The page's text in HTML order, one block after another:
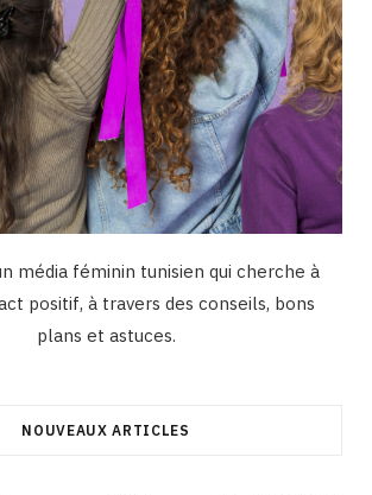
média féminin tunisien qui cherche à
positif, à travers des conseils, bons
plans et astuces.
NOUVEAUX ARTICLES